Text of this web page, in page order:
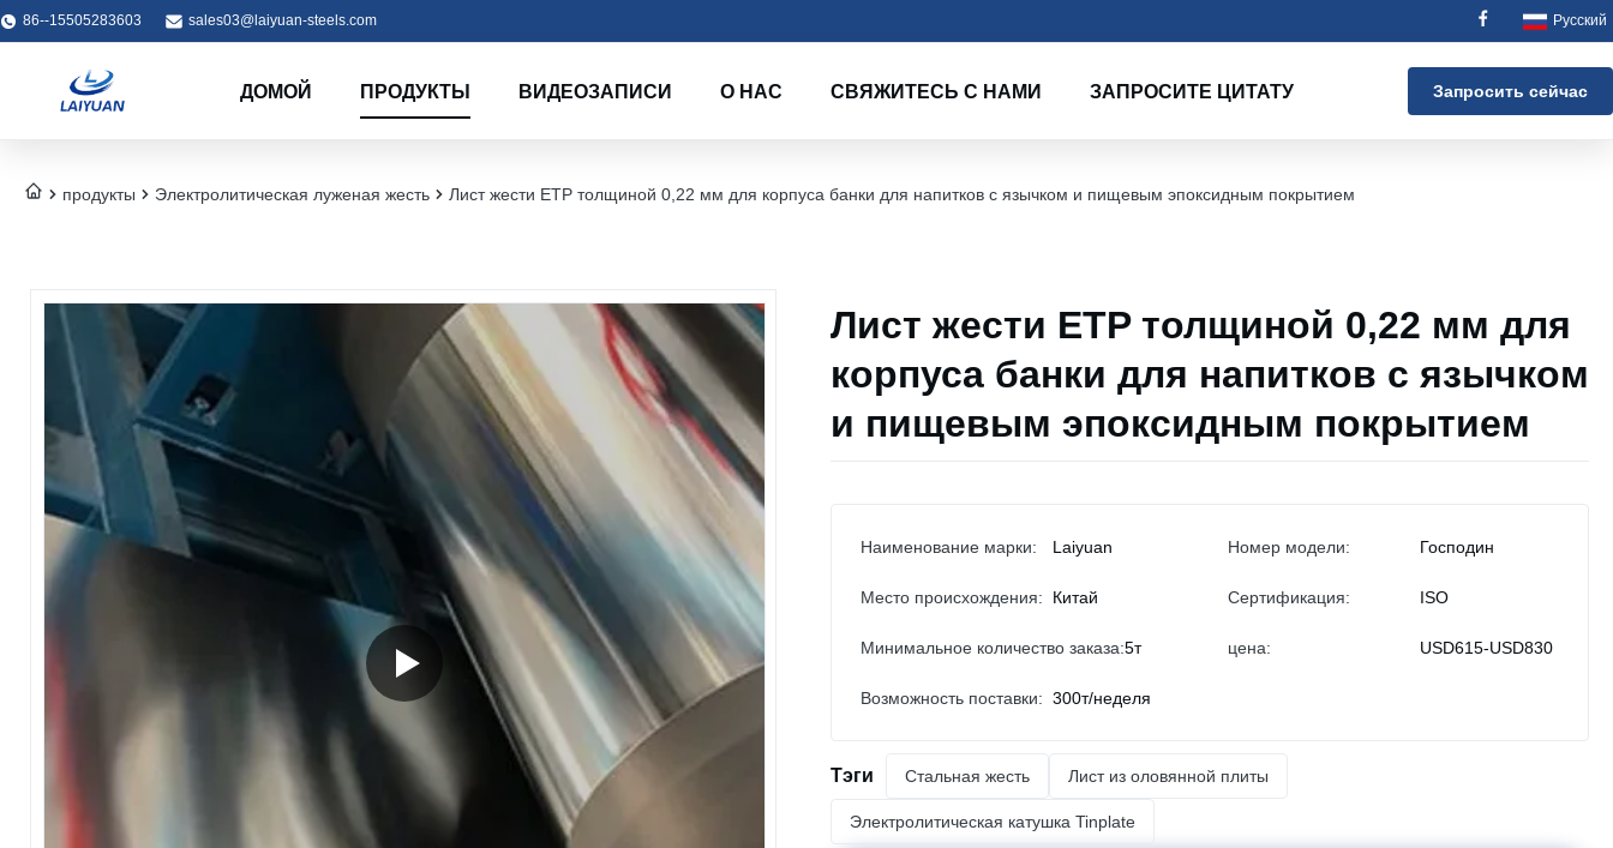
86--15505283603 sales03@laiyuan-steels.com Русский
ДОМОЙ ПРОДУКТЫ ВИДЕОЗАПИСИ О НАС СВЯЖИТЕСЬ С НАМИ ЗАПРОСИТЕ ЦИТАТУ Запросить сейчас
продукты Электролитическая луженая жесть Лист жести ETP толщиной 0,22 мм для корпуса банки для напитков с язычком и пищевым эпоксидным покрытием
Лист жести ETP толщиной 0,22 мм для
корпуса банки для напитков с язычком
и пищевым эпоксидным покрытием
Наименование марки: Laiyuan Номер модели: Господин
Место происхождения: Китай Сертификация: ISO
Минимальное количество заказа:5т цена: USD615-USD830
Возможность поставки: 300т/неделя
Тэги Стальная жесть Лист из оловянной плиты
Электролитическая катушка Tinplate